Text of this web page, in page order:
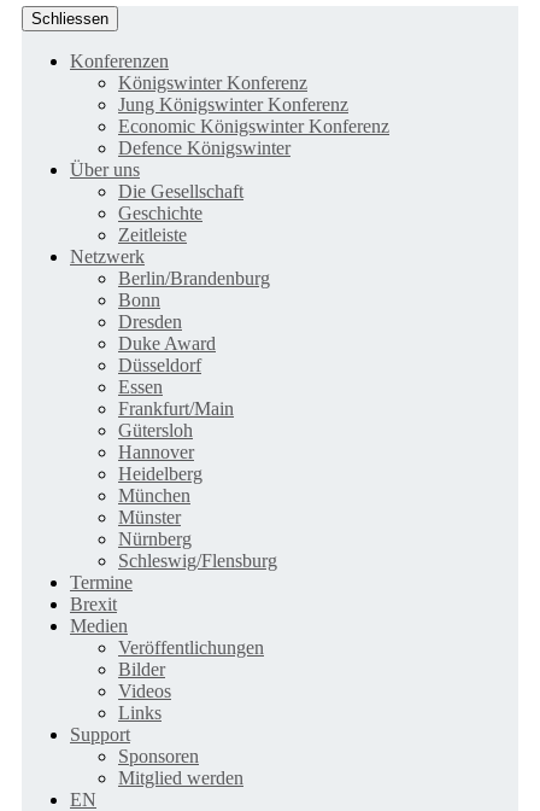
Schliessen
Konferenzen
Königswinter Konferenz
Jung Königswinter Konferenz
Economic Königswinter Konferenz
Defence Königswinter
Über uns
Die Gesellschaft
Geschichte
Zeitleiste
Netzwerk
Berlin/Brandenburg
Bonn
Dresden
Duke Award
Düsseldorf
Essen
Frankfurt/Main
Gütersloh
Hannover
Heidelberg
München
Münster
Nürnberg
Schleswig/Flensburg
Termine
Brexit
Medien
Veröffentlichungen
Bilder
Videos
Links
Support
Sponsoren
Mitglied werden
EN